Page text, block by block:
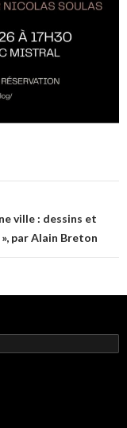
ville : dessins et
par Alain Breton